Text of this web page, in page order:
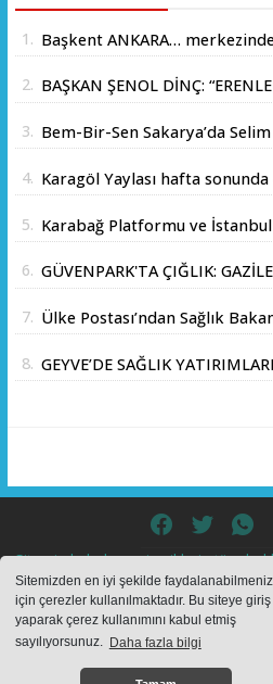
Sitemizden en iyi şekilde faydalanabilmeniz
için çerezler kullanılmaktadır. Bu siteye giriş
yaparak çerez kullanımını kabul etmiş
sayılıyorsunuz. Daha fazla bilgi
1. Başkent ANKARA…
2. BAŞKAN ŞENOL DİNÇ:
3. Bem-Bir-Sen Sakarya’da
4. Karagöl Yaylası hafta
5. Karabağ Platformu ve İstanbul
Memorandumu İmzalandı
6. GÜVENPARK'TA ÇIĞLIK:
7. Ülke Postası’ndan Sağlık
8. GEYVE’DE SAĞLIK
Sitemizde bulunan içeriklerin tüm
içerikler kullanılamaz.
Haber Yazılımı:
haber yazılımı haber paketi
script